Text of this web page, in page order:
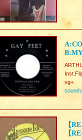
vg+
sound♪
【
【